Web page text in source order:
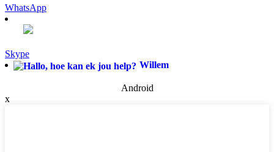
WhatsApp
Skype
Willem
Android
x